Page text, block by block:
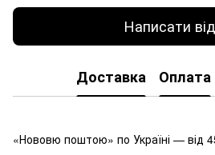
Написати
Доставка Оплата
«Нововю поштою» по Україні — від